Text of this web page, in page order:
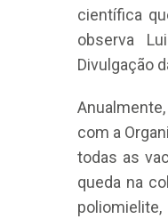
científica
observa
Divulgação
com a
todas as
queda na